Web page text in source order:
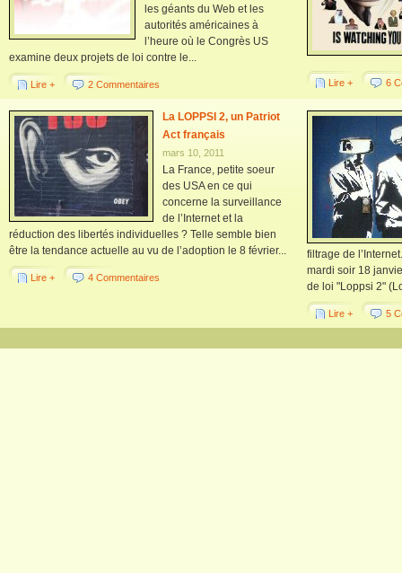
les géants du Web et les
autorités américaines à
l’heure où le Congrès US
examine deux projets de loi contre le...
Lire + 2 Commentaires Lire + 6
La LOPPSI 2, un Patriot
Act français
mars 10, 2011
La France, petite soeur
des USA en ce qui
concerne la surveillance
de l’Internet et la
réduction des libertés individuelles ? Telle semble bien
être la tendance actuelle au vu de l’adoption le 8 février...
Lire + 4 Commentaires
filtrage de
mardi soir 18
de loi "Loppsi 2"
Lire + 5